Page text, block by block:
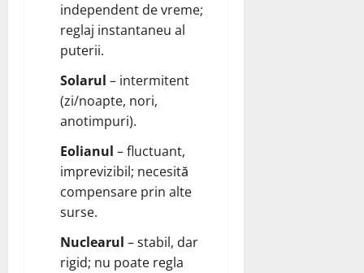
independent de vreme;
reglaj instantaneu al
puterii.
Solarul – intermitent
(zi/noapte, nori,
anotimpuri).
Eolianul – fluctuant,
imprevizibil; necesită
compensare prin alte
surse.
Nuclearul – stabil, dar
rigid; nu poate regla